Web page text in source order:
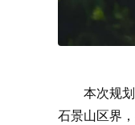
本次规
石景山区界